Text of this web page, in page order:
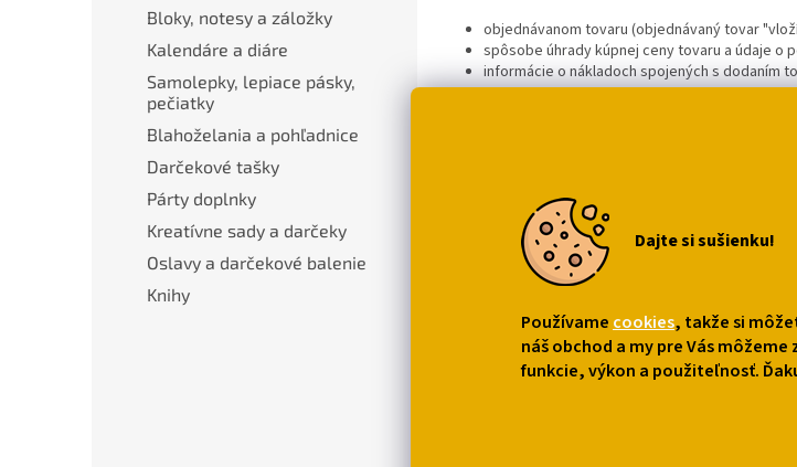
Dajte si sušienku!
Používame cookies, takže si
náš obchod a my pre Vás
funkcie, výkon a použiteľnosť.
Bloky, notesy a záložky
Kalendáre a diáre
Samolepky, lepiace pásky,
pečiatky
Blahoželania a pohľadnice
Darčekové tašky
Párty doplnky
Kreatívne sady a darčeky
Oslavy a darčekové balenie
Knihy
objednávanom tovaru (objednávaný tovar
spôsobe úhrady kúpnej ceny tovaru a údaje o
informácie o nákladoch spojených s dodaním
Objednávku pred odoslaním dôkladne skontrolujte
OBJEDNÁVKU S POVINNOSŤOU PLATBY". Čo
Prezentácia tovaru umiestnená na e-shope
Mačacia mama obsahuje aj informácie o nákladoch
Rakúska, Maďarska a Polska. Pre zaslanie tovaru do
CENA TOVARU A PLATOBNÉ PODMIENKY
Cenu tovaru a prípadné náklady spojené s dodaním
online platobnou kartou cez zabezpečenú
bezhotovostne prevodom v EUR na náš účet
v hotovosti či kartou na dobierku v mieste,
Spoločne s cenou tovaru je potrebné zaplatiť aj